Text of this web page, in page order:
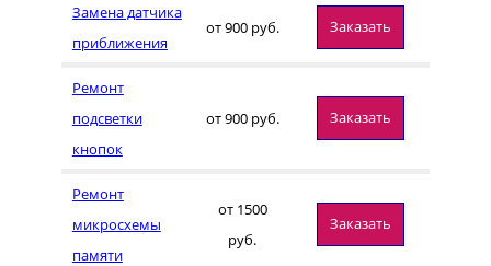
Замена датчика
приближения
от 900 руб. Заказать
Ремонт
подсветки
кнопок
от 900 руб. Заказать
Ремонт
микросхемы
памяти
от 1500
руб.
Заказать